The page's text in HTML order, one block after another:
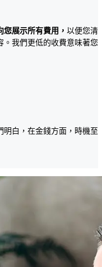
您展示所有費用， 以便您清
。我們更低的收費意味著您
明白，在金錢方面，時機至